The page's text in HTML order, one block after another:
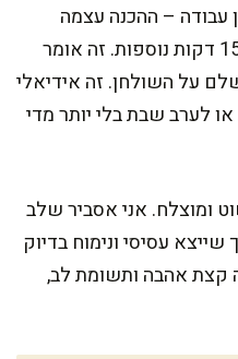
עבודה – ההכנה עצמה
אורכת כ-10 דקות, והבישול כ-15 דקות נוספות. זה אומר
על השולחן. זה אידיאלי
לערב שבת בלי יותר מדי
ומוצלח. אני אסביר שלב
עסיסי ונימוח בדיוק
קצת אהבה ותשומת לב,